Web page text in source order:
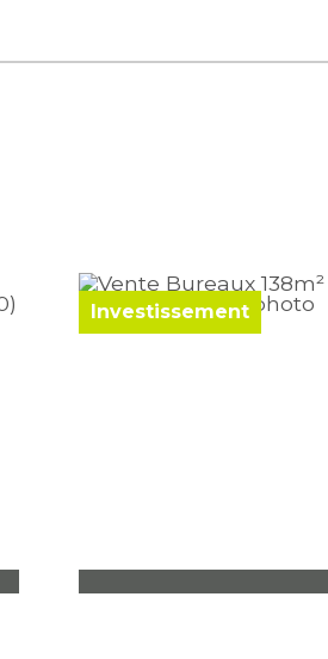
Investissement